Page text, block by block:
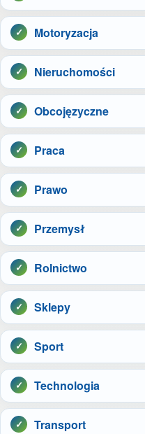
Motoryzacja
Nieruchomości
Obcojęzyczne
Praca
Prawo
Przemysł
Rolnictwo
Sklepy
Sport
Technologia
Transport